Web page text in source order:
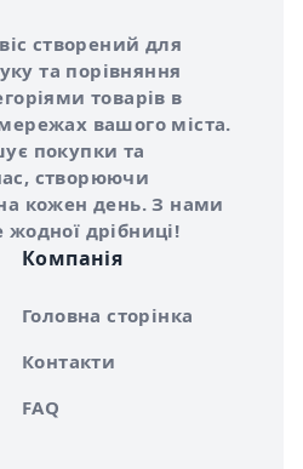
створений для
та порівняння
товарів в
вашого міста.
покупки та
створюючи
кожен день. З нами
дрібниці!
Компанія
Головна сторінка
Контакти
FAQ